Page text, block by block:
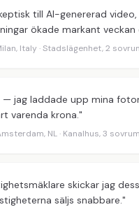
till AI-genererad
ökade markant
Italy · Stadslägenhet, 2
— jag laddade upp mina
varenda krona."
NL · Kanalhus, 3 sovrum
skickar jag
säljs snabbare."